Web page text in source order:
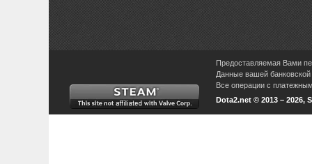
Предоставляемая Вами
Данные вашей
Все операции с
Dota2.net © 2013 – 2026,